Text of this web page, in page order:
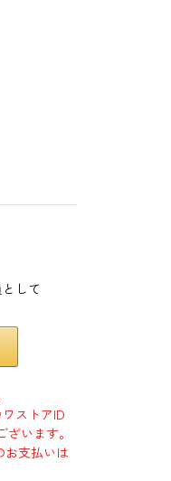
して
ストアID
います。
お支払いは